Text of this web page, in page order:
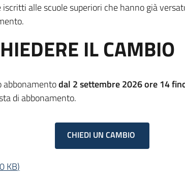
alle scuole superiori che hanno già
IL CAMBIO
abbonamentodal 2 settembre 2026 ore 14
di abbonamento.
CHIEDI UN CAMBIO
KB)